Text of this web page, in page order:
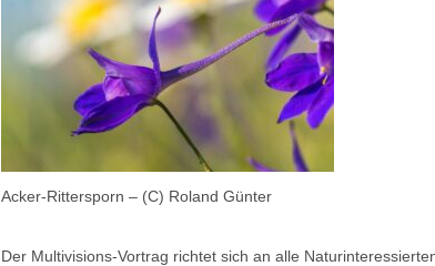
Acker-Rittersporn – (C) Roland Günter
Der Multivisions-Vortrag richtet sich an alle